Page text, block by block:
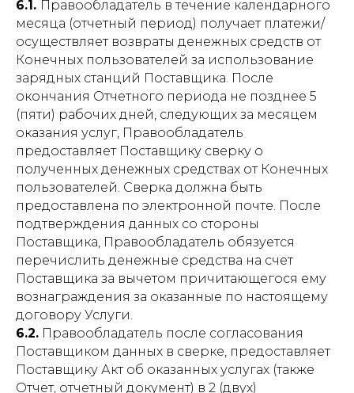
6.1. Правообладатель в течение календарного
месяца (отчетный период) получает платежи/
осуществляет возвраты денежных средств от
Конечных пользователей за использование
зарядных станций Поставщика. После
окончания Отчетного периода не позднее 5
(пяти) рабочих дней, следующих за месяцем
оказания услуг, Правообладатель
предоставляет Поставщику сверку о
полученных денежных средствах от Конечных
пользователей. Сверка должна быть
предоставлена по электронной почте. После
подтверждения данных со стороны
Поставщика, Правообладатель обязуется
перечислить денежные средства на счет
Поставщика за вычетом причитающегося ему
вознаграждения за оказанные по настоящему
договору Услуги.
6.2. Правообладатель после согласования
Поставщиком данных в сверке, предоставляет
Поставщику Акт об оказанных услугах (также
Отчет, отчетный документ) в 2 (двух)